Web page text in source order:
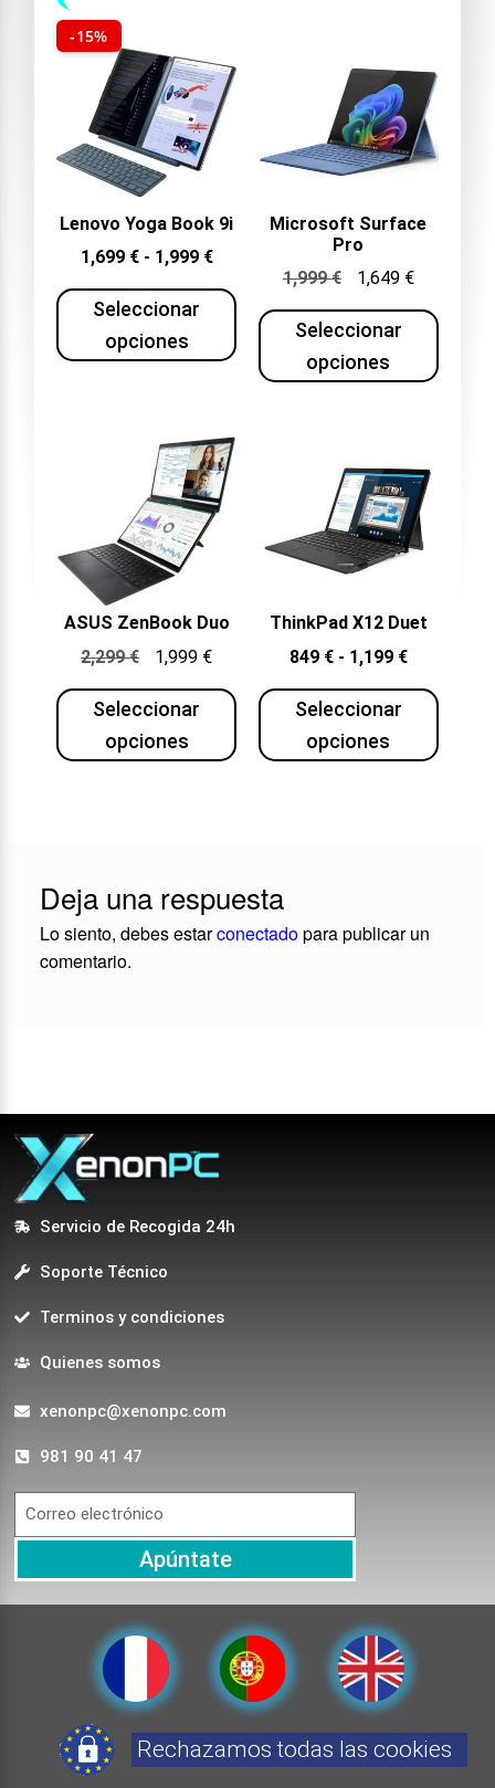
-15%
Lenovo Yoga Book 9i
1,699 € - 1,999 €
Seleccionar
opciones
Microsoft Surface
Pro
1,999€ 1,649 €
Seleccionar
opciones
ASUS ZenBook Duo
2,299€ 1,999 €
Seleccionar
opciones
ThinkPad X12 Duet
849 € - 1,199 €
Seleccionar
opciones
Deja una respuesta
Lo siento, debes estarconectadopara publicar un
comentario.
Servicio de Recogida 24h
Soporte Técnico
Terminos y condiciones
Quienes somos
xenonpc@xenonpc.com
981 90 41 47
Apúntate
Rechazamos todas las cookies